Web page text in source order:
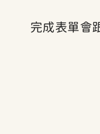
完成表單會